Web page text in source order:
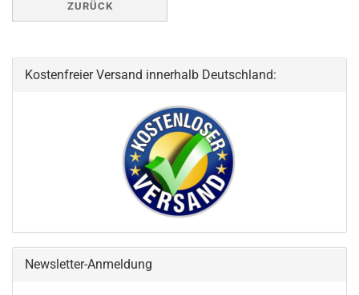
ZURÜCK
Kostenfreier Versand innerhalb Deutschland:
Newsletter-Anmeldung